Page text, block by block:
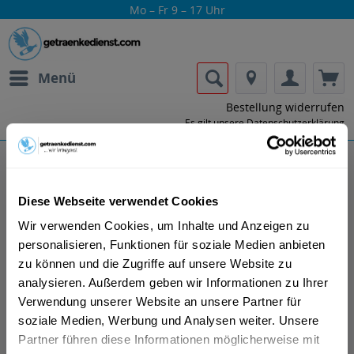
Diese Webseite verwendet Cookies
Wir verwenden Cookies, um Inhalte und Anzeigen zu
personalisieren, Funktionen für soziale Medien anbieten
zu können und die Zugriffe auf unsere Website zu
analysieren. Außerdem geben wir Informationen zu Ihrer
Verwendung unserer Website an unsere Partner für
soziale Medien, Werbung und Analysen weiter. Unsere
Partner führen diese Informationen möglicherweise mit
Mo – Fr 9 – 17 Uhr
Menü
Bestellung widerrufen
Es gilt unsereDatenschutzerklärung
Lass dir die Getränke von Sauza Tequila
nach Hause oder ins Büro liefern.